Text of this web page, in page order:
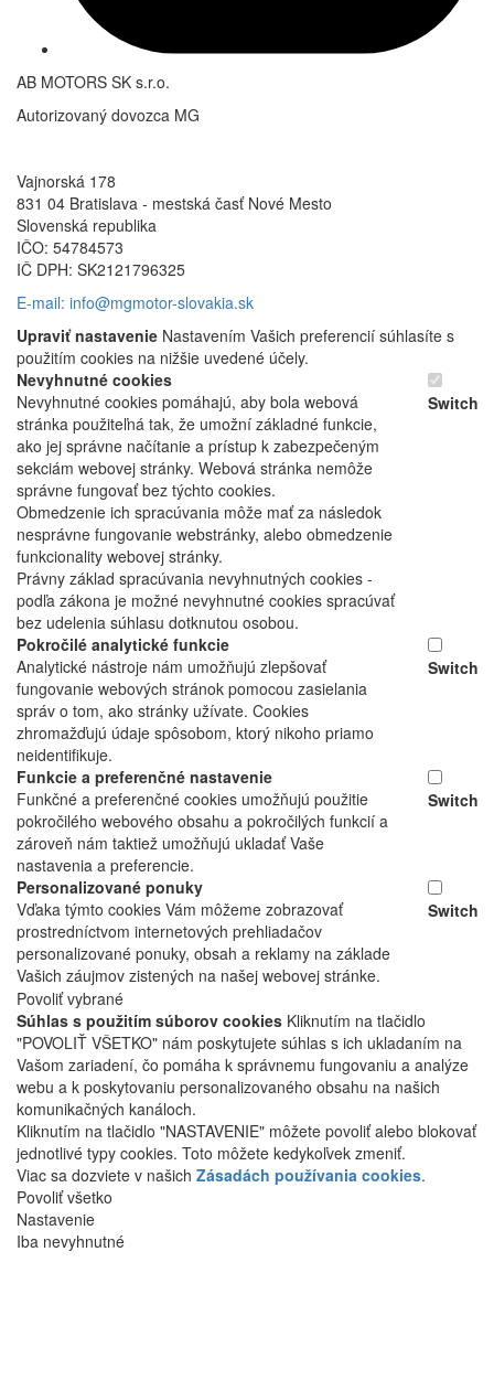
AB MOTORS SK s.r.o.
Autorizovaný dovozca MG
Vajnorská 178
831 04 Bratislava - mestská časť Nové Mesto
Slovenská republika
IČO: 54784573
IČ DPH: SK2121796325
E-mail: info@mgmotor-slovakia.sk
Upraviť nastavenie Nastavením Vašich preferencií súhlasíte s
použitím cookies na nižšie uvedené účely.
Nevyhnutné cookies
Nevyhnutné cookies pomáhajú, aby bola webová
stránka použiteľná tak, že umožní základné funkcie,
ako jej správne načítanie a prístup k zabezpečeným
sekciám webovej stránky. Webová stránka nemôže
správne fungovať bez týchto cookies.
Obmedzenie ich spracúvania môže mať za následok
nesprávne fungovanie webstránky, alebo obmedzenie
funkcionality webovej stránky.
Právny základ spracúvania nevyhnutných cookies -
podľa zákona je možné nevyhnutné cookies spracúvať
bez udelenia súhlasu dotknutou osobou.
Switch
Pokročilé analytické funkcie
Analytické nástroje nám umožňujú zlepšovať
fungovanie webových stránok pomocou zasielania
správ o tom, ako stránky užívate. Cookies
zhromažďujú údaje spôsobom, ktorý nikoho priamo
neidentifikuje.
Switch
Funkcie a preferenčné nastavenie
Funkčné a preferenčné cookies umožňujú použitie
pokročilého webového obsahu a pokročilých funkcií a
zároveň nám taktiež umožňujú ukladať Vaše
nastavenia a preferencie.
Switch
Personalizované ponuky
Vďaka týmto cookies Vám môžeme zobrazovať
prostredníctvom internetových prehliadačov
personalizované ponuky, obsah a reklamy na základe
Vašich záujmov zistených na našej webovej stránke.
Switch
Povoliť vybrané
Súhlas s použitím súborov cookies Kliknutím na tlačidlo
"POVOLIŤ VŠETKO" nám poskytujete súhlas s ich ukladaním na
Vašom zariadení, čo pomáha k správnemu fungovaniu a analýze
webu a k poskytovaniu personalizovaného obsahu na našich
komunikačných kanáloch.
Kliknutím na tlačidlo "NASTAVENIE" môžete povoliť alebo blokovať
jednotlivé typy cookies. Toto môžete kedykoľvek zmeniť.
Viac sa dozviete v našich Zásadách používania cookies.
Povoliť všetko
Nastavenie
Iba nevyhnutné